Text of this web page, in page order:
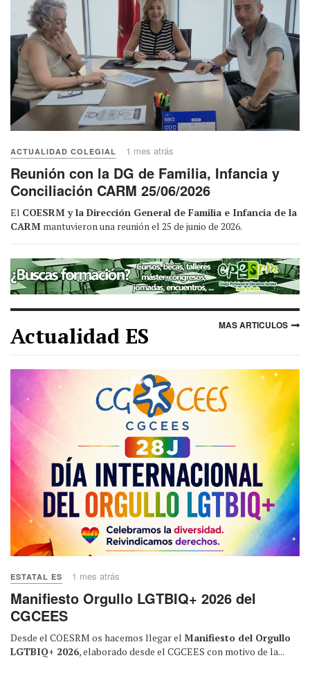
ACTUALIDAD COLEGIAL 1 mes atrás
Reunión con la DG de Familia, Infancia y
Conciliación CARM 25/06/2026
El COESRM y la Dirección General de Familia e Infancia de la
CARM mantuvieron una reunión el 25 de junio de 2026.
Actualidad ES MAS ARTICULOS
ESTATAL ES 1 mes atrás
Manifiesto Orgullo LGTBIQ+ 2026 del
CGCEES
Desde el COESRM os hacemos llegar el Manifiesto del Orgullo
LGTBIQ+ 2026, elaborado desde el CGCEES con motivo de la...